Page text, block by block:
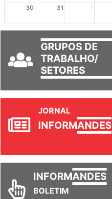
30 31 1
GRUPOS DE
TRABALHO/
SETORES
JORNAL
INFORMANDES
INFORMANDES
BOLETIM